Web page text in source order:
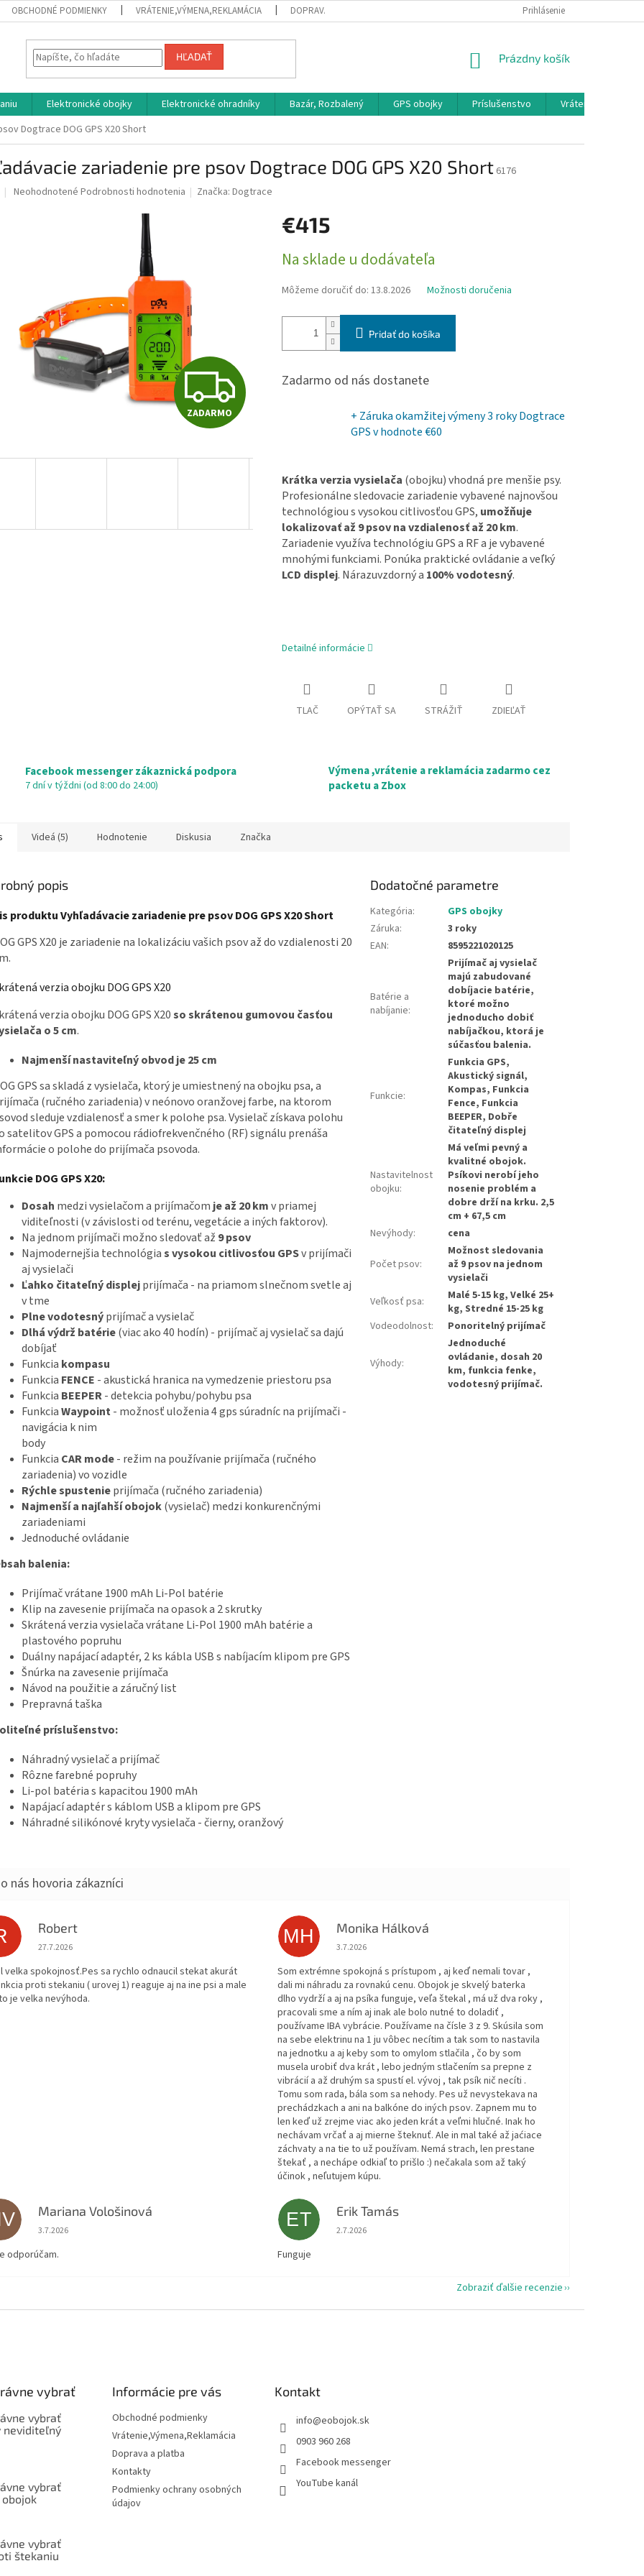
OBCHODNÉ PODMIENKY VRÁTENIE,VÝMENA,REKLAMÁCIA DOPRAVA A PLATBA PODMIENKY OCHRANY OSOBNÝCH ÚDAJOV
Prihlásenie
HĽADAŤ
NÁKUPNÝ
Prázdny košík
Elektronické obojky Elektronické ohradníky Bazár, Rozbalený GPS obojky Príslušenstvo
Dogtrace DOG GPS X20 Short
zariadenie pre psov Dogtrace DOG GPS X20 Short 6176
Priemerné
Neohodnotené Podrobnosti hodnotenia Značka:Dogtrace
Z
A
A
ZADARMO
€415
cena:
Na sklade u dodávateľa
Môžeme doručiť do: 13.8.2026 Možnosti doručenia
Pridať do košíka
Zadarmo od nás dostanete
+ Záruka okamžitej výmeny 3 roky Dogtrace
GPSv hodnote €60
Krátka verziavysielača (obojku) vhodná pre menšie psy.
Profesionálne sledovacie zariadenie vybavené najnovšou
technológiou s vysokou citlivosťou GPS, umožňuje
lokalizovať až 9 psov na vzdialenosť až 20 km.
Zariadenie využíva technológiu GPS a RF a je vybavené
mnohými funkciami. Ponúka praktické ovládanie a veľký
LCD displej. Nárazuvzdorný a 100% vodotesný.
Detailné informácie
TLAČ OPÝTAŤ SA STRÁŽIŤ ZDIEĽAŤ
Facebook messenger zákaznická podpora
7 dní v týždni (od 8:00 do 24:00)
Výmena ,vrátenie a reklamácia zadarmo cez
packetu a Zbox
Videá (5) Hodnotenie Diskusia Značka
popis
produktu Vyhľadávacie zariadenie pre psov DOG GPS X20 Short
GPS X20 je zariadenie na lokalizáciu vašich psov až do vzdialenosti 20
verzia obojku DOG GPS X20
verzia obojku DOG GPS X20so skrátenou gumovou časťou
o 5 cm.
Najmenší nastaviteľný obvodje 25 cm
GPS sa skladá z vysielača, ktorý je umiestnený na obojku psa, a
(ručného zariadenia) v neónovo oranžovej farbe, na ktorom
sleduje vzdialenosť a smer k polohe psa. Vysielač získava polohu
satelitov GPS a pomocou rádiofrekvenčného (RF) signálu prenáša
o polohe do prijímača psovoda.
DOG GPS X20:
Dosah medzi vysielačom a prijímačom je až 20 kmv priamej
viditeľnosti (v závislosti od terénu, vegetácie a iných faktorov).
Na jednom prijímači možno sledovať až 9 psov
Najmodernejšia technológias vysokou citlivosťou GPSv prijímači
aj vysielači
Ľahko čitateľný displejprijímača - na priamom slnečnom svetle aj
v tme
Plne vodotesnýprijímač a vysielač
Dlhá výdrž batérie(viac ako 40 hodín) - prijímač aj vysielač sa dajú
dobíjať
Funkcia kompasu
Funkcia FENCE - akustická hranica na vymedzenie priestoru psa
Funkcia BEEPER- detekcia pohybu/pohybu psa
FunkciaWaypoint- možnosť uloženia 4 gps súradníc na prijímači -
navigácia k nim
body
Funkcia CAR mode- režim na používanie prijímača (ručného
zariadenia) vo vozidle
Rýchle spustenieprijímača (ručného zariadenia)
Najmenší a najľahší obojok(vysielač) medzi konkurenčnými
zariadeniami
Jednoduché ovládanie
balenia:
Prijímač vrátane 1900 mAh Li-Pol batérie
Klip na zavesenie prijímača na opasok a 2 skrutky
Skrátená verzia vysielača vrátane Li-Pol 1900 mAh batérie a
plastového popruhu
Duálny napájací adaptér, 2 ks kábla USB s nabíjacím klipom pre GPS
Šnúrka na zavesenie prijímača
Návod na použitie a záručný list
Prepravná taška
príslušenstvo:
Náhradný vysielač a prijímač
Rôzne farebné popruhy
Li-pol batéria s kapacitou 1900 mAh
Napájací adaptér s káblom USB a klipom pre GPS
Náhradné silikónové kryty vysielača - čierny, oranžový
Dodatočné parametre
Kategória:
GPS obojky
Záruka:
3 roky
EAN: 8595221020125
Batérie a
nabíjanie:
Prijímač aj vysielač
majú zabudované
dobíjacie batérie,
ktoré možno
jednoducho dobiť
nabíjačkou, ktorá je
súčasťou balenia.
Funkcie:
Funkcia GPS,
Akustický signál,
Kompas, Funkcia
Fence, Funkcia
BEEPER, Dobře
čitateľný displej
Nastavitelnost
obojku:
Má veľmi pevný a
kvalitné obojok.
Psíkovi nerobí jeho
nosenie problém a
dobre drží na krku. 2,5
cm + 67,5 cm
Nevýhody: cena
Počet psov:
Možnost sledovania
až 9 psov na jednom
vysielači
Veľkosť psa:
Malé 5-15 kg, Velké 25+
kg, Stredné 15-25 kg
Vodeodolnost: Ponoritelný prijímač
Výhody:
Jednoduché
ovládanie, dosah 20
km, funkcia fenke,
vodotesný prijímač.
Robert
Hodnotenie obchodu je 5 z 5 hviezdičiek.
27.7.2026
velka spokojnosť.Pes sa rychlo odnaucil stekat akurát
proti stekaniu ( urovej 1) reaguje aj na ine psi a male
je velka nevýhoda.
MH Monika Hálková
Hodnotenie obchodu je 5 z 5 hviezdičiek.
3.7.2026
Som extrémne spokojná s prístupom , aj keď nemali tovar ,
dali mi náhradu za rovnakú cenu. Obojok je skvelý baterka
dlho vydrží a aj na psíka funguje, veľa štekal , má už dva roky ,
pracovali sme a ním aj inak ale bolo nutné to doladiť ,
používame IBA vybrácie. Používame na čísle 3 z 9. Skúsila som
na sebe elektrinu na 1 ju vôbec necítim a tak som to nastavila
na jednotku a aj keby som to omylom stlačila , čo by som
musela urobiť dva krát , lebo jedným stlačením sa prepne z
vibrácií a až druhým sa spustí el. vývoj , tak psík nič necíti .
Tomu som rada, bála som sa nehody. Pes už nevystekava na
prechádzkach a ani na balkóne do iných psov. Zapnem mu to
len keď už zrejme viac ako jeden krát a veľmi hlučné. Inak ho
nechávam vrčať a aj mierne šteknuť. Ale in mal také až jaćiace
záchvaty a na tie to už používam. Nemá strach, len prestane
štekať , a nechápe odkiaľ to prišlo :) nečakala som až taký
účinok , neľutujem kúpu.
Mariana Vološinová
Hodnotenie obchodu je 5 z 5 hviezdičiek.
3.7.2026
odporúčam.
ET Erik Tamás
Hodnotenie obchodu je 5 z 5 hviezdičiek.
2.7.2026
Funguje
Zobraziť ďalšie recenzie
vybrať
vybrať
neviditeľný
vybrať
vybrať
štekaniu
Informácie pre vás
Obchodné podmienky
Vrátenie,Výmena,Reklamácia
Doprava a platba
Kontakty
Podmienky ochrany osobných
údajov
Kontakt
info@eobojok.sk
0903 960 268
Facebook messenger
YouTube kanál